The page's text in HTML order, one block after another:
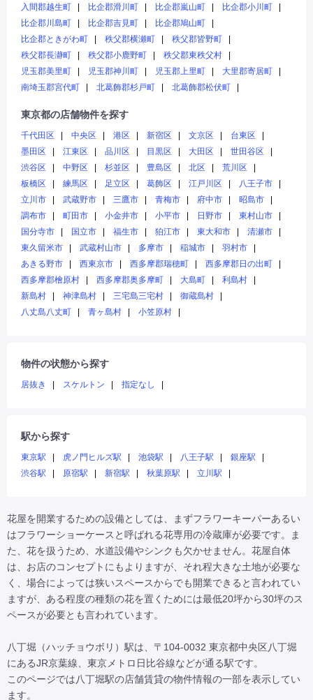
入間郡越生町
比企郡滑川町 比企郡嵐山町
比企郡小川町
比企郡川島町
比企郡吉見町
比企郡鳩山町
比企郡ときがわ町
秩父郡横瀬町
秩父郡皆野町
秩父郡長瀞町
秩父郡小鹿野町
秩父郡東秩父村
児玉郡美里町
児玉郡神川町 児玉郡上里町
大里郡寄居町
南埼玉郡宮代町
北葛飾郡杉戸町 北葛飾郡松伏町
東京都の店舗物件を探す
千代田区 中央区 港区 新宿区 文京区
台東区
墨田区
江東区 品川区 目黒区 大田区
世田谷区
渋谷区
中野区 杉並区 豊島区 北区
荒川区
板橋区
練馬区 足立区 葛飾区 江戸川区
八王子市
立川市
武蔵野市 三鷹市 青梅市 府中市
昭島市
調布市
町田市 小金井市 小平市 日野市
東村山市
国分寺市
国立市 福生市 狛江市 東大和市
清瀬市
東久留米市
武蔵村山市 多摩市 稲城市
羽村市
あきる野市
西東京市 西多摩郡瑞穂町
西多摩郡日の出町
西多摩郡檜原村
西多摩郡奥多摩町 大島町
利島村
新島村
神津島村 三宅島三宅村
御蔵島村
八丈島八丈町
青ヶ島村 小笠原村
物件の状態から探す
居抜き スケルトン 指定なし
駅から探す
東京駅 虎ノ門ヒルズ駅 池袋駅 八王子駅
銀座駅
渋谷駅
原宿駅 新宿駅 秋葉原駅 立川駅
花屋を開業するための設備としては、まずフラワーキーパーあるい
はフラワーショーケースと呼ばれる花専用の冷蔵庫が必要です。ま
た、花を扱うため、水道設備やシンクも欠かせません。花屋自体
は、お店のコンセプトにもよりますが、それ程大きな土地が必要な
く、場合によっては狭いスペースからでも開業できると言われてい
ますが、ある程度の種類の花を置くためには最低20坪から30坪のス
ペースが必要とも言われています。
八丁堀（ハッチョウボリ）駅は、〒104-0032 東京都中央区八丁堀
にあるJR京葉線、東京メトロ日比谷線などが通る駅です。
このページでは八丁堀駅の店舗賃貸の物件情報の一部を表示してい
ます。